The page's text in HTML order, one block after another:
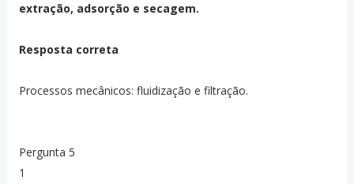
extração, adsorção e secagem.
Resposta correta
Processos mecânicos: fluidização e filtração.
Pergunta 5
1